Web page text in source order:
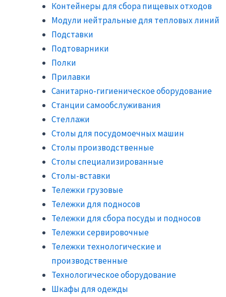
Контейнеры для сбора пищевых отходов
Модули нейтральные для тепловых линий
Подставки
Подтоварники
Полки
Прилавки
Санитарно-гигиеническое оборудование
Станции самообслуживания
Стеллажи
Столы для посудомоечных машин
Столы производственные
Столы специализированные
Столы-вставки
Тележки грузовые
Тележки для подносов
Тележки для сбора посуды и подносов
Тележки сервировочные
Тележки технологические и
производственные
Технологическое оборудование
Шкафы для одежды